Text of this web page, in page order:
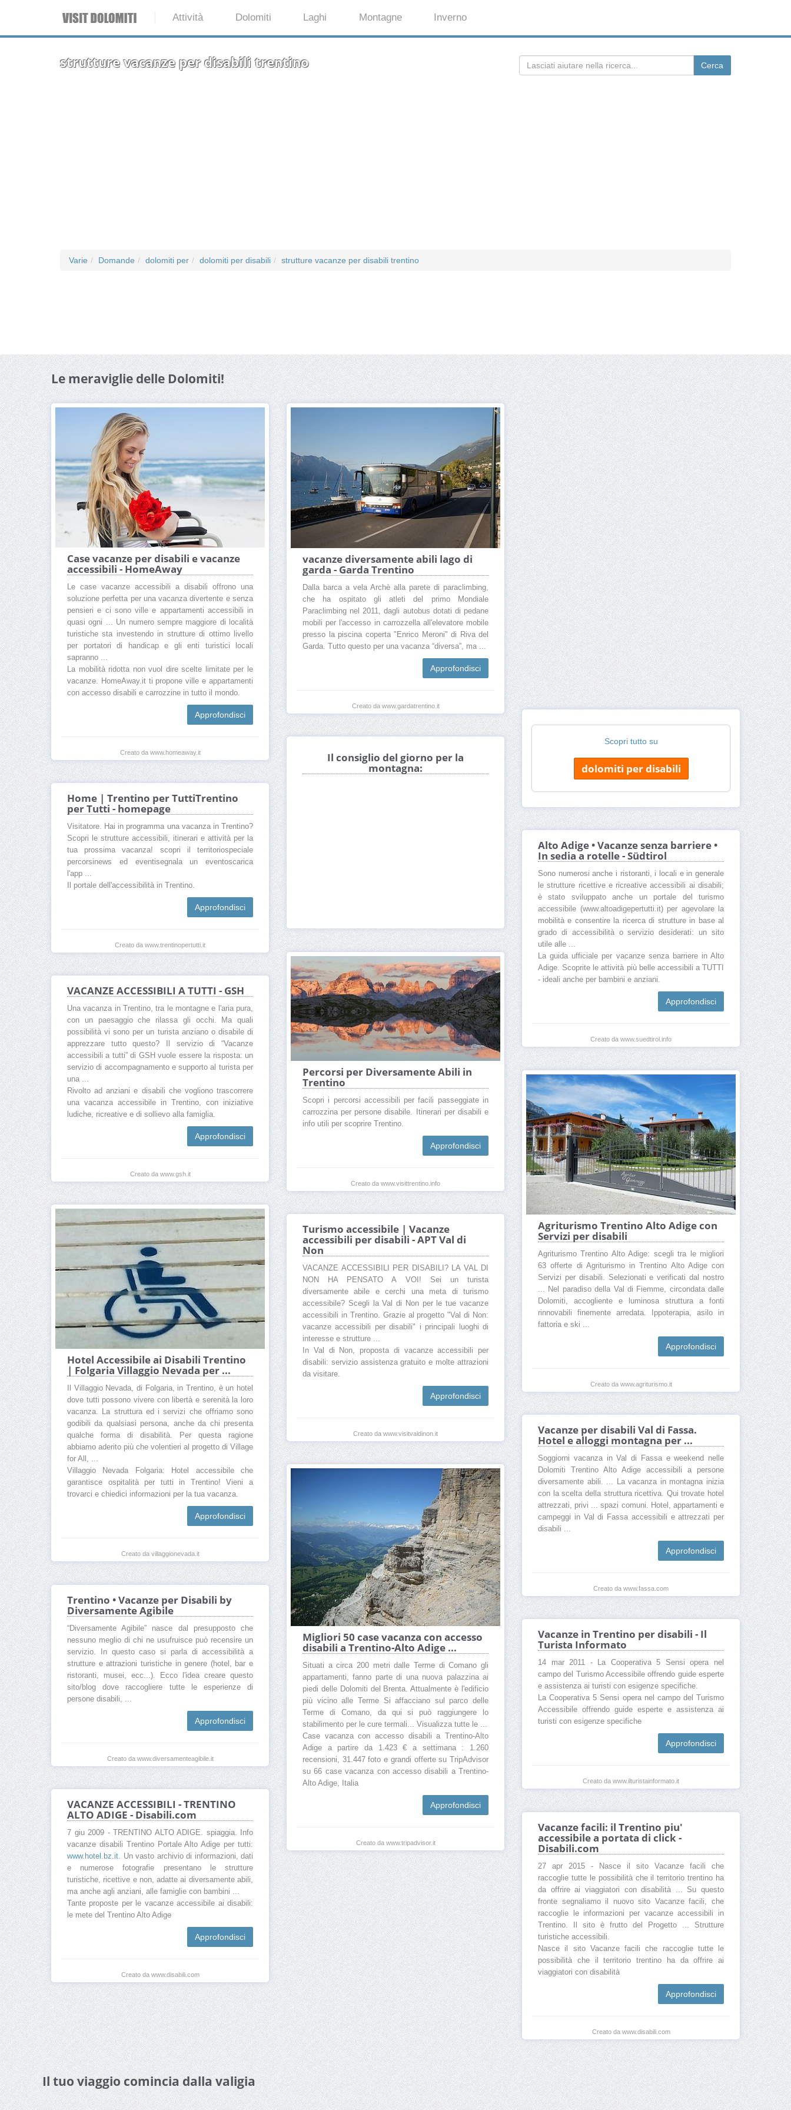
Attività Dolomiti Laghi Montagne Inverno
strutture vacanze per disabili trentino
Varie Domande dolomiti per dolomiti per disabili strutture vacanze per disabili trentino
Le meraviglie delle Dolomiti!
Case vacanze per disabili e vacanze
accessibili - HomeAway
Le case vacanze accessibili a disabili offrono una
soluzione perfetta per una vacanza divertente e senza
pensieri e ci sono ville e appartamenti accessibili in
quasi ogni ... Un numero sempre maggiore di località
turistiche sta investendo in strutture di ottimo livello
per portatori di handicap e gli enti turistici locali
sapranno ...
La mobilità ridotta non vuol dire scelte limitate per le
vacanze. HomeAway.it ti propone ville e appartamenti
con accesso disabili e carrozzine in tutto il mondo.
Approfondisci
Creato da www.homeaway.it
vacanze diversamente abili lago di
garda - Garda Trentino
Dalla barca a vela Archè alla parete di paraclimbing,
che ha ospitato gli atleti del primo Mondiale
Paraclimbing nel 2011, dagli autobus dotati di pedane
mobili per l'accesso in carrozzella all'elevatore mobile
presso la piscina coperta "Enrico Meroni" di Riva del
Garda. Tutto questo per una vacanza “diversa”, ma ...
Approfondisci
Creato da www.gardatrentino.it
Scopri tutto su
dolomiti per disabili
Il consiglio del giorno per la
montagna:
Home | Trentino per TuttiTrentino
per Tutti - homepage
Visitatore. Hai in programma una vacanza in Trentino?
Scopri le strutture accessibili, itinerari e attività per la
tua prossima vacanza! scopri il territoriospeciale
percorsinews ed eventisegnala un eventoscarica
l'app ...
Il portale dell'accessibilità in Trentino.
Approfondisci
Creato da www.trentinopertutti.it
Alto Adige • Vacanze senza barriere •
In sedia a rotelle - Südtirol
Sono numerosi anche i ristoranti, i locali e in generale
le strutture ricettive e ricreative accessibili ai disabili;
è stato sviluppato anche un portale del turismo
accessibile (www.altoadigepertutti.it) per agevolare la
mobilità e consentire la ricerca di strutture in base al
grado di accessibilità o servizio desiderati: un sito
utile alle ...
La guida ufficiale per vacanze senza barriere in Alto
Adige. Scoprite le attività più belle accessibili a TUTTI
- ideali anche per bambini e anziani.
Approfondisci
Creato da www.suedtirol.info
Percorsi per Diversamente Abili in
Trentino
Scopri i percorsi accessibili per facili passeggiate in
carrozzina per persone disabile. Itinerari per disabili e
info utili per scoprire Trentino.
Approfondisci
Creato da www.visittrentino.info
VACANZE ACCESSIBILI A TUTTI - GSH
Una vacanza in Trentino, tra le montagne e l'aria pura,
con un paesaggio che rilassa gli occhi. Ma quali
possibilità vi sono per un turista anziano o disabile di
apprezzare tutto questo? Il servizio di “Vacanze
accessibili a tutti” di GSH vuole essere la risposta: un
servizio di accompagnamento e supporto al turista per
una ...
Rivolto ad anziani e disabili che vogliono trascorrere
una vacanza accessibile in Trentino, con iniziative
ludiche, ricreative e di sollievo alla famiglia.
Approfondisci
Creato da www.gsh.it
Agriturismo Trentino Alto Adige con
Servizi per disabili
Agriturismo Trentino Alto Adige: scegli tra le migliori
63 offerte di Agriturismo in Trentino Alto Adige con
Servizi per disabili. Selezionati e verificati dal nostro
... Nel paradiso della Val di Fiemme, circondata dalle
Dolomiti, accogliente e luminosa struttura a fonti
rinnovabili finemente arredata. Ippoterapia, asilo in
fattoria e ski ...
Approfondisci
Creato da www.agriturismo.it
Hotel Accessibile ai Disabili Trentino
| Folgaria Villaggio Nevada per ...
Il Villaggio Nevada, di Folgaria, in Trentino, è un hotel
dove tutti possono vivere con libertà e serenità la loro
vacanza. La struttura ed i servizi che offriamo sono
godibili da qualsiasi persona, anche da chi presenta
qualche forma di disabilità. Per questa ragione
abbiamo aderito più che volentieri al progetto di Village
for All, ...
Villaggio Nevada Folgaria: Hotel accessibile che
garantisce ospitalità per tutti in Trentino! Vieni a
trovarci e chiedici informazioni per la tua vacanza.
Approfondisci
Creato da villaggionevada.it
Turismo accessibile | Vacanze
accessibili per disabili - APT Val di
Non
VACANZE ACCESSIBILI PER DISABILI? LA VAL DI
NON HA PENSATO A VOI! Sei un turista
diversamente abile e cerchi una meta di turismo
accessibile? Scegli la Val di Non per le tue vacanze
accessibili in Trentino. Grazie al progetto "Val di Non:
vacanze accessibili per disabili" i principali luoghi di
interesse e strutture ...
In Val di Non, proposta di vacanze accessibili per
disabili: servizio assistenza gratuito e molte attrazioni
da visitare.
Approfondisci
Creato da www.visitvaldinon.it Vacanze per disabili Val di Fassa.
Hotel e alloggi montagna per ...
Soggiorni vacanza in Val di Fassa e weekend nelle
Dolomiti Trentino Alto Adige accessibili a persone
diversamente abili. ... La vacanza in montagna inizia
con la scelta della struttura ricettiva. Qui trovate hotel
attrezzati, privi ... spazi comuni. Hotel, appartamenti e
campeggi in Val di Fassa accessibili e attrezzati per
disabili ...
Approfondisci
Creato da www.fassa.com
Migliori 50 case vacanza con accesso
disabili a Trentino-Alto Adige ...
Situati a circa 200 metri dalle Terme di Comano gli
appartamenti, fanno parte di una nuova palazzina ai
piedi delle Dolomiti del Brenta. Attualmente è l'edificio
più vicino alle Terme Si affacciano sul parco delle
Terme di Comano, da qui si può raggiungere lo
stabilimento per le cure termali... Visualizza tutte le ...
Case vacanza con accesso disabili a Trentino-Alto
Adige a partire da 1.423 € a settimana : 1.260
recensioni, 31.447 foto e grandi offerte su TripAdvisor
su 66 case vacanza con accesso disabili a Trentino-
Alto Adige, Italia
Approfondisci
Creato da www.tripadvisor.it
Trentino • Vacanze per Disabili by
Diversamente Agibile
“Diversamente Agibile” nasce dal presupposto che
nessuno meglio di chi ne usufruisce può recensire un
servizio. In questo caso si parla di accessibilità a
strutture e attrazioni turistiche in genere (hotel, bar e
ristoranti, musei, ecc...). Ecco l'idea creare questo
sito/blog dove raccogliere tutte le esperienze di
persone disabili, ...
Approfondisci
Creato da www.diversamenteagibile.it
Vacanze in Trentino per disabili - Il
Turista Informato
14 mar 2011 - La Cooperativa 5 Sensi opera nel
campo del Turismo Accessibile offrendo guide esperte
e assistenza ai turisti con esigenze specifiche.
La Cooperativa 5 Sensi opera nel campo del Turismo
Accessibile offrendo guide esperte e assistenza ai
turisti con esigenze specifiche
Approfondisci
Creato da www.ilturistainformato.it
VACANZE ACCESSIBILI - TRENTINO
ALTO ADIGE - Disabili.com
7 giu 2009 - TRENTINO ALTO ADIGE. spiaggia. Info
vacanze disabili Trentino Portale Alto Adige per tutti:
www.hotel.bz.it. Un vasto archivio di informazioni, dati
e numerose fotografie presentano le strutture
turistiche, ricettive e non, adatte ai diversamente abili,
ma anche agli anziani, alle famiglie con bambini ...
Tante proposte per le vacanze accessibile ai disabili:
le mete del Trentino Alto Adige
Approfondisci
Creato da www.disabili.com
Vacanze facili: il Trentino piu'
accessibile a portata di click -
Disabili.com
27 apr 2015 - Nasce il sito Vacanze facili che
raccoglie tutte le possibilità che il territorio trentino ha
da offrire ai viaggiatori con disabilità ... Su questo
fronte segnaliamo il nuovo sito Vacanze facili, che
raccoglie le informazioni per vacanze accessibili in
Trentino. Il sito è frutto del Progetto ... Strutture
turistiche accessibili.
Nasce il sito Vacanze facili che raccoglie tutte le
possibilità che il territorio trentino ha da offrire ai
viaggiatori con disabilità
Approfondisci
Creato da www.disabili.com
Il tuo viaggio comincia dalla valigia